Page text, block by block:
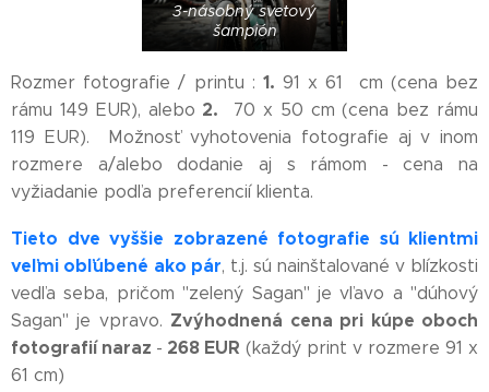
3-násobný svetový
šampión
Rozmer fotografie / printu : 1. 91 x 61 cm (cena bez
rámu 149 EUR), alebo 2. 70 x 50 cm (cena bez rámu
119 EUR). Možnosť vyhotovenia fotografie aj v inom
rozmere a/alebo dodanie aj s rámom - cena na
vyžiadanie podľa preferencií klienta.
Tieto dve vyššie zobrazené fotografie sú klientmi
veľmi obľúbené ako pár, t.j. sú nainštalované v blízkosti
vedľa seba, pričom "zelený Sagan" je vľavo a "dúhový
Sagan" je vpravo. Zvýhodnená cena pri kúpe oboch
fotografií naraz - 268 EUR (každý print v rozmere 91 x
61 cm)